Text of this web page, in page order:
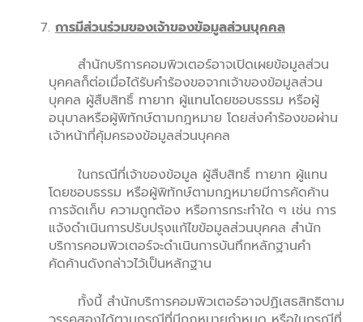
การมีส่วนร่วมของเจ้าของข้อมูลส่วนบุคคล
สำนักบริการคอมพิวเตอร์อาจเปิดเผยข้อมูลส่วน
บุคคลก็ต่อเมื่อได้รับคำร้องขอจากเจ้าของข้อมูลส่วน
บุคคล ผู้สืบสิทธิ์ ทายาท ผู้แทนโดยชอบธรรม หรือผู้
อนุบาลหรือผู้พิทักษ์ตามกฎหมาย โดยส่งคำร้องขอผ่าน
เจ้าหน้าที่คุ้มครองข้อมูลส่วนบุคคล
ในกรณีที่เจ้าของข้อมูล ผู้สืบสิทธิ์ ทายาท ผู้แทน
โดยชอบธรรม หรือผู้พิทักษ์ตามกฎหมายมีการคัดค้าน
การจัดเก็บ ความถูกต้อง หรือการกระทำใด ๆ เช่น การ
แจ้งดำเนินการปรับปรุงแก้ไขข้อมูลส่วนบุคคล สำนัก
บริการคอมพิวเตอร์จะดำเนินการบันทึกหลักฐานคำ
คัดค้านดังกล่าวไว้เป็นหลักฐาน
ทั้งนี้ สำนักบริการคอมพิวเตอร์อาจปฏิเสธสิทธิตาม